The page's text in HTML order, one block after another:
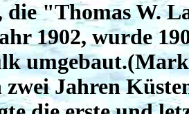
die "Thomas W.
1902, wurde
zwei Jahren